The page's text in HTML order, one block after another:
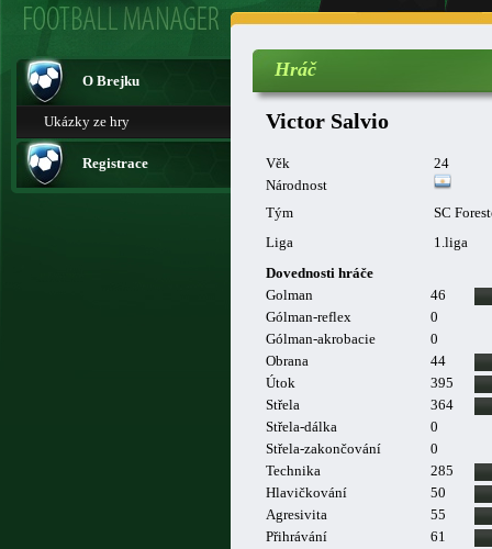
O Brejku
Ukázky ze hry
Registrace
Hráč
Victor Salvio
Věk
24
Národnost
Tým
SC
Liga
1.liga
Dovednosti hráče
Golman
46
Gólman-reflex
0
Gólman-akrobacie
0
Obrana
44
Útok
395
Střela
364
Střela-dálka
0
Střela-zakončování
0
Technika
285
Hlavičkování
50
Agresivita
55
Přihrávání
61